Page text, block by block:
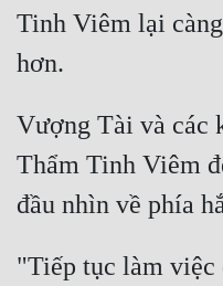
Tinh Viêm lại
Vượng Tài và các
Thẩm Tinh Viêm
"Tiếp tục làm